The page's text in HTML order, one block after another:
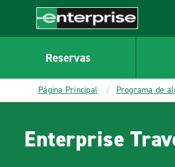
CONTENT
Enterprise
Reservas
Página Principal Programa de
Enterprise